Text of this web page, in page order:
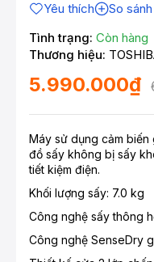
Yêu thích
So sánh
Tình trạng: Còn hàng
Thương hiệu:
5.990.000₫
Máy sử dụng cảm biến
đồ sấy không bị sấy
tiết kiệm điện.
Khối lượng sấy: 7.0 kg
Công nghệ sấy thông
Công nghệ SenseDry